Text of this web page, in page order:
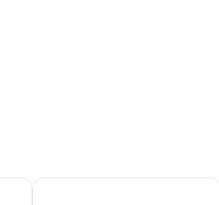
Asteria Family Sunny Beach - All